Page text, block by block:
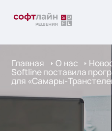
Главная О нас
Softline поставила
для «Самары-